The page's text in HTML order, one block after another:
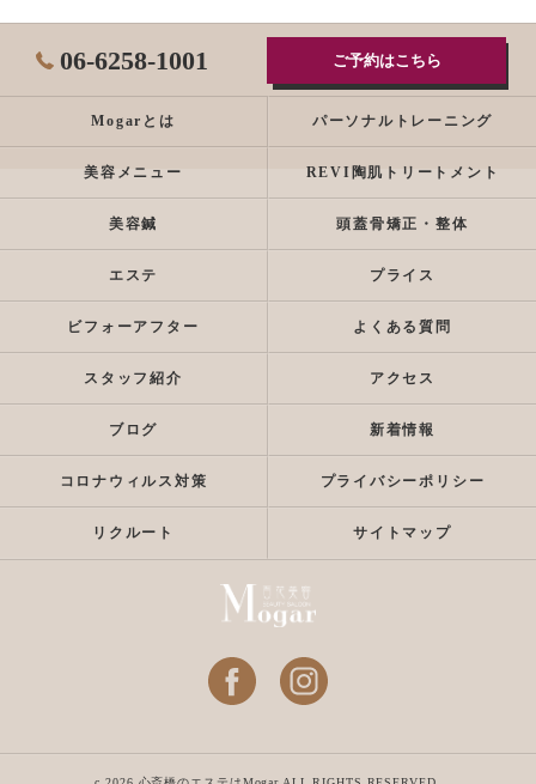
06-6258-1001 ご予約はこちら
Mogarとは パーソナルトレーニング
美容メニュー REVI陶肌トリートメント
美容鍼 頭蓋骨矯正・整体
エステ プライス
ビフォーアフター よくある質問
スタッフ紹介 アクセス
ブログ 新着情報
コロナウィルス対策 プライバシーポリシー
リクルート サイトマップ